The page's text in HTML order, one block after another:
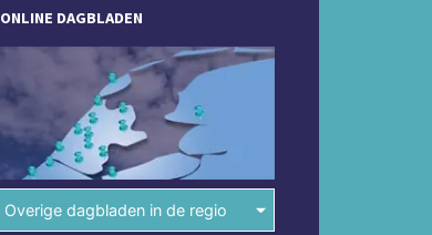
ONLINE DAGBLADEN
Overige dagbladen in de regio